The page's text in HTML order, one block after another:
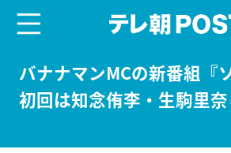
バナナマンMCの新番組『
初回は知念侑李・生駒里奈